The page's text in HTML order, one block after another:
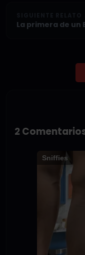
La primera de un
2
Sniffies